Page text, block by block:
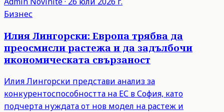
Бизнес
Илия Лингорски: Европа трябва да
преосмисли растежа и да задълбочи
икономическата свързаност
Илия Лингорски представи анализ за
конкурентоспособността на ЕС в София, като
подчерта нуждата от нов модел на растеж и